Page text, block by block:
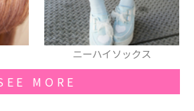
ソックス メガネ
MORE